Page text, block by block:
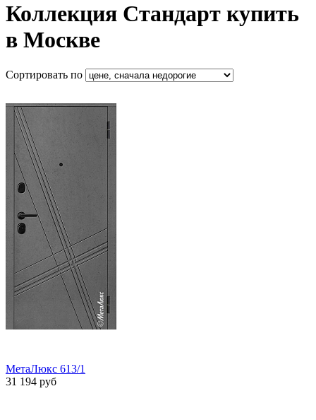
Коллекция Стандарт купить
в Москве
Сортировать по
МетаЛюкс 613/1
31 194 руб